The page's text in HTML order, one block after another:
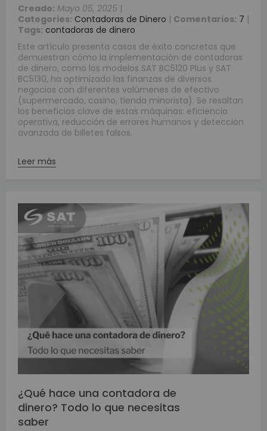
Creado: Mayo 05, 2025 |
Categories: Contadoras de Dinero | Comentarios: 7 |
Tags: contadoras de dinero
Este artículo presenta casos de éxito concretos que
demuestran cómo la implementación de contadoras
de dinero, como los modelos SAT BC5120 Plus y SAT
BC5130, ha optimizado las finanzas de diversos
negocios con diferentes volúmenes de efectivo
(supermercado, casino, tienda minorista). Se resaltan
los beneficios clave de estas máquinas: eficiencia
operativa, reducción de errores humanos y detección
avanzada de billetes falsos.
Leer más
¿Qué hace una contadora de
dinero? Todo lo que necesitas
saber